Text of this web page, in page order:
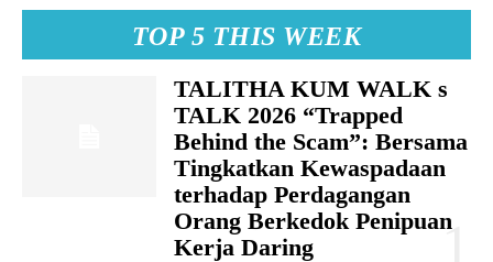
TOP 5 THIS WEEK
TALITHA KUM WALK s
TALK 2026 “Trapped
Behind the Scam”: Bersama
Tingkatkan Kewaspadaan
terhadap Perdagangan
Orang Berkedok Penipuan
Kerja Daring